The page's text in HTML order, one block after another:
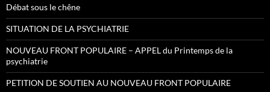
Débat sous le chêne
SITUATION DE LA PSYCHIATRIE
NOUVEAU FRONT POPULAIRE – APPEL du Printemps de la
psychiatrie
PETITION DE SOUTIEN AU NOUVEAU FRONT POPULAIRE